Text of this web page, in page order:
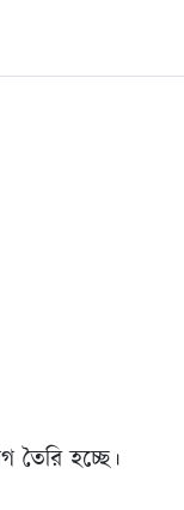
তৈরি হচ্ছে।